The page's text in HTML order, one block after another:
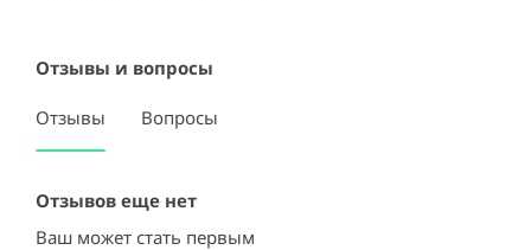
Отзывы и вопросы
Отзывы Вопросы
Отзывов еще нет
Ваш может стать первым